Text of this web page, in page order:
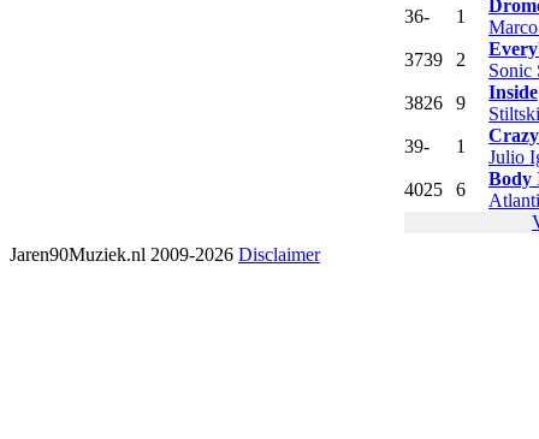
36- 1
3739 2
Sonic
3826 9
Inside
39- 1
Crazy
Julio
4025 6
Body
Jaren90Muziek.nl 2009-2026 Disclaimer